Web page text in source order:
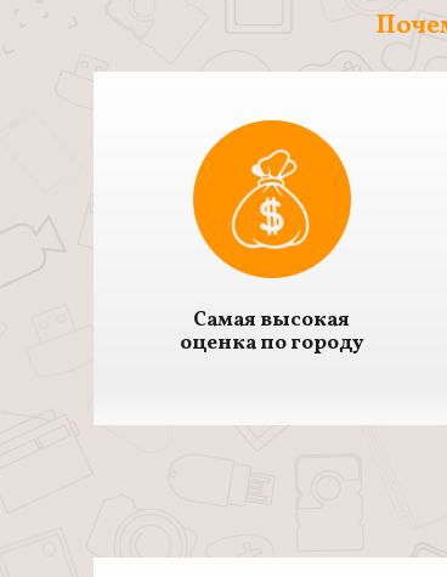
Самая высокая
оценка по городу